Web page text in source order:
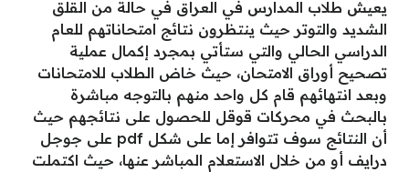
يعيش طلاب المدارس في العراق في حالة من القلق
الشديد والتوتر حيث ينتظرون نتائج امتحاناتهم للعام
الدراسي الحالي والتي ستأتي بمجرد إكمال عملية
تصحيح أوراق الامتحان، حيث خاض الطلاب للامتحانات
وبعد انتهائهم قام كل واحد منهم بالتوجه مباشرة
بالبحث في محركات قوقل للحصول على نتائجهم حيث
أن النتائج سوف تتوافر إما على شكل pdf على جوجل
درايف أو من خلال الاستعلام المباشر عنها، حيث اكتملت